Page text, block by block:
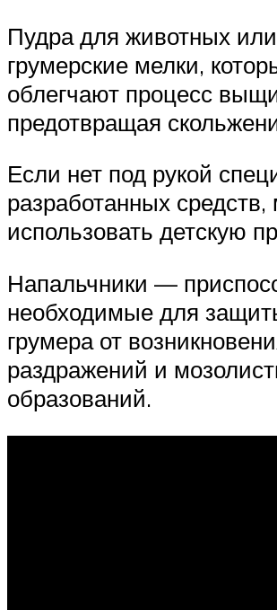
Пудра для животных или
грумерские мелки,
облегчают процесс
предотвращая
Если нет под рукой
разработанных
использовать детскую
Напальчники —
необходимые для
грумера от
раздражений и
образований.